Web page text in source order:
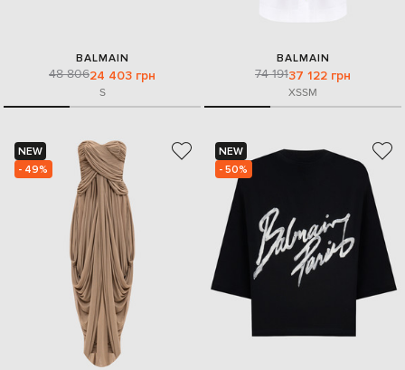
BALMAIN
48 80624 403 грн
S
BALMAIN
74 19137 122 грн
XSSM
NEW
- 49%
NEW
- 50%